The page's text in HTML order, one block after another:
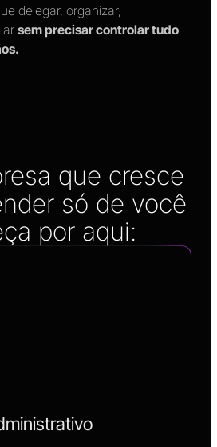
delegar, organizar,
sem precisar controlar tudo
que cresce
só de você
por aqui: